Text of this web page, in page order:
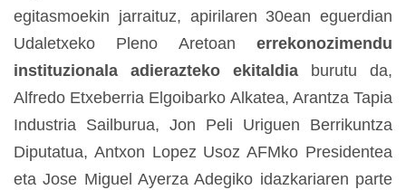
egitasmoekin jarraituz, apirilaren 30ean eguerdian
Udaletxeko Pleno Aretoan errekonozimendu
instituzionala adierazteko ekitaldia burutu da,
Alfredo Etxeberria Elgoibarko Alkatea, Arantza Tapia
Industria Sailburua, Jon Peli Uriguen Berrikuntza
Diputatua, Antxon Lopez Usoz AFMko Presidentea
eta Jose Miguel Ayerza Adegiko idazkariaren parte